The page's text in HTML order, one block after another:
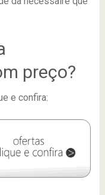
preço?
e confira: